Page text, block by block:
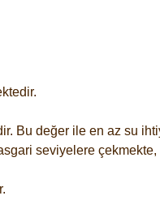
Bu değer ile en az su
seviyelere çekmekte,